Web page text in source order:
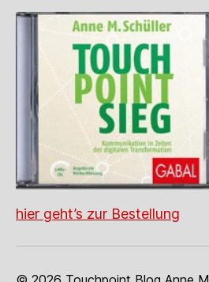
hier geht’s zur Bestellung